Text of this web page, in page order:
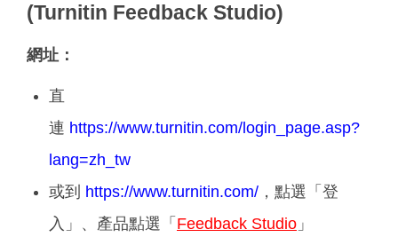
(Turnitin Feedback Studio)
網址：
直
連 https://www.turnitin.com/login_page.asp?
lang=zh_tw
或到 https://www.turnitin.com/ ，點選「登
入」、產品點選「 Feedback Studio 」